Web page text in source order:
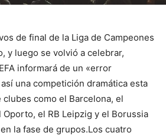
de final de la Liga de Campeones
y luego se volvió a celebrar,
informará de un «error
una competición dramática esta
como el Barcelona, el
Oporto, el RB Leipzig y el Borussia
la fase de grupos.Los cuatro